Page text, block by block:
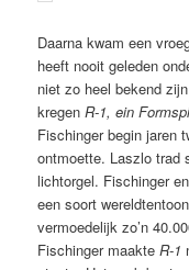
Daarna kwam een
heeft nooit geleden
niet zo heel bekend
kregenR-1, ein
Fischinger begin jaren
ontmoette. Laszlo trad
lichtorgel. Fischinger
een soort
vermoedelijk zo’n
Fischinger maakteR-1